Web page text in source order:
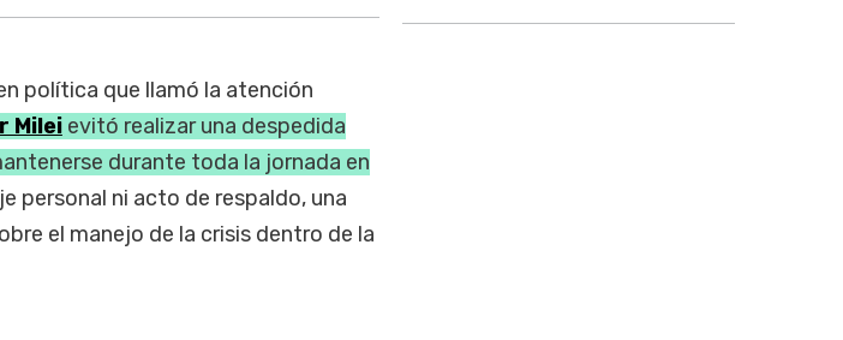
política que llamó la atención
Mileievitó realizar una despedida
durante toda la jornada en
personal ni acto de respaldo, una
el manejo de la crisis dentro de la